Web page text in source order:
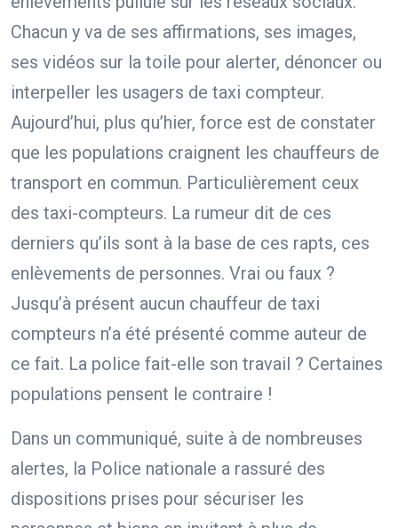
Chacun y va de ses affirmations, ses images,
ses vidéos sur la toile pour alerter, dénoncer ou
interpeller les usagers de taxi compteur.
Aujourd’hui, plus qu’hier, force est de constater
que les populations craignent les chauffeurs de
transport en commun. Particulièrement ceux
des taxi-compteurs. La rumeur dit de ces
derniers qu’ils sont à la base de ces rapts, ces
enlèvements de personnes. Vrai ou faux ?
Jusqu’à présent aucun chauffeur de taxi
compteurs n’a été présenté comme auteur de
ce fait. La police fait-elle son travail ? Certaines
populations pensent le contraire !
Dans un communiqué, suite à de nombreuses
alertes, la Police nationale a rassuré des
dispositions prises pour sécuriser les